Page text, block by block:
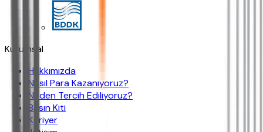
Kurumsal
Hakkımızda
Nasıl Para Kazanıyoruz?
Neden Tercih Ediliyoruz?
Basın Kiti
Kariyer